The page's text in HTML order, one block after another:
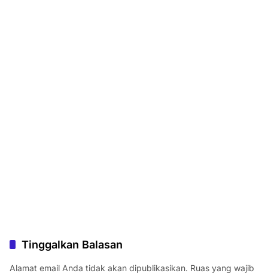
Tinggalkan Balasan
Alamat email Anda tidak akan dipublikasikan. Ruas yang wajib